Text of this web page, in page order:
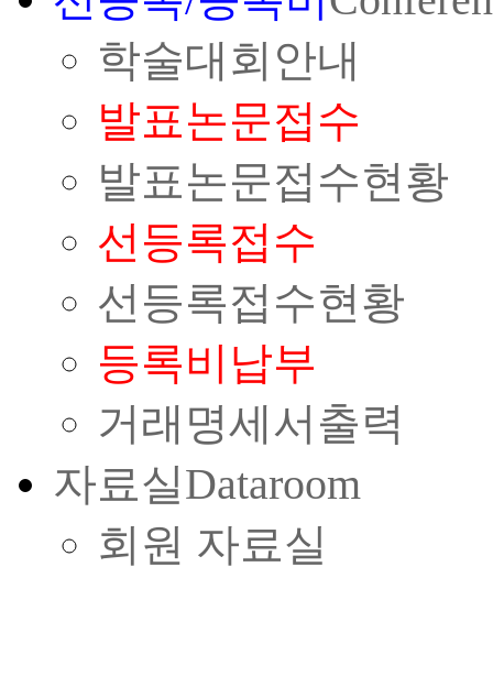
학술대회안내
발표논문접수
발표논문접수현황
선등록접수
선등록접수현황
등록비납부
거래명세서출력
자료실Dataroom
회원 자료실